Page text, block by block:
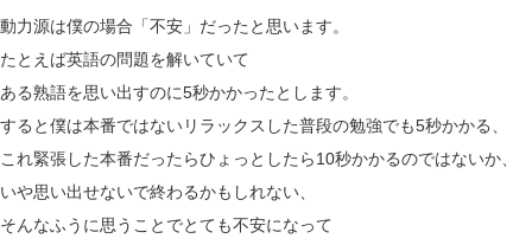
動力源は僕の場合「不安」だったと思います。
たとえば英語の問題を解いていて
ある熟語を思い出すのに5秒かかったとします。
すると僕は本番ではないリラックスした普段の勉強でも5秒かかる、
これ緊張した本番だったらひょっとしたら10秒かかるのではないか、
いや思い出せないで終わるかもしれない、
そんなふうに思うことでとても不安になって